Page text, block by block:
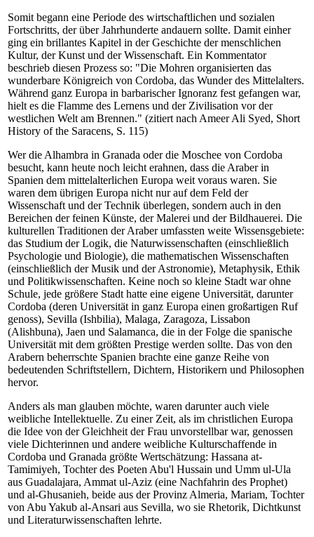
Somit begann eine Periode des wirtschaftlichen und sozialen
Fortschritts, der über Jahrhunderte andauern sollte. Damit einher
ging ein brillantes Kapitel in der Geschichte der menschlichen
Kultur, der Kunst und der Wissenschaft. Ein Kommentator
beschrieb diesen Prozess so: "Die Mohren organisierten das
wunderbare Königreich von Cordoba, das Wunder des Mittelalters.
Während ganz Europa in barbarischer Ignoranz fest gefangen war,
hielt es die Flamme des Lernens und der Zivilisation vor der
westlichen Welt am Brennen." (zitiert nach Ameer Ali Syed, Short
History of the Saracens, S. 115)
Wer die Alhambra in Granada oder die Moschee von Cordoba
besucht, kann heute noch leicht erahnen, dass die Araber in
Spanien dem mittelalterlichen Europa weit voraus waren. Sie
waren dem übrigen Europa nicht nur auf dem Feld der
Wissenschaft und der Technik überlegen, sondern auch in den
Bereichen der feinen Künste, der Malerei und der Bildhauerei. Die
kulturellen Traditionen der Araber umfassten weite Wissensgebiete:
das Studium der Logik, die Naturwissenschaften (einschließlich
Psychologie und Biologie), die mathematischen Wissenschaften
(einschließlich der Musik und der Astronomie), Metaphysik, Ethik
und Politikwissenschaften. Keine noch so kleine Stadt war ohne
Schule, jede größere Stadt hatte eine eigene Universität, darunter
Cordoba (deren Universität in ganz Europa einen großartigen Ruf
genoss), Sevilla (Ishbilia), Malaga, Zaragoza, Lissabon
(Alishbuna), Jaen und Salamanca, die in der Folge die spanische
Universität mit dem größten Prestige werden sollte. Das von den
Arabern beherrschte Spanien brachte eine ganze Reihe von
bedeutenden Schriftstellern, Dichtern, Historikern und Philosophen
hervor.
Anders als man glauben möchte, waren darunter auch viele
weibliche Intellektuelle. Zu einer Zeit, als im christlichen Europa
die Idee von der Gleichheit der Frau unvorstellbar war, genossen
viele Dichterinnen und andere weibliche Kulturschaffende in
Cordoba und Granada größte Wertschätzung: Hassana at-
Tamimiyeh, Tochter des Poeten Abu'l Hussain und Umm ul-Ula
aus Guadalajara, Ammat ul-Aziz (eine Nachfahrin des Prophet)
und al-Ghusanieh, beide aus der Provinz Almeria, Mariam, Tochter
von Abu Yakub al-Ansari aus Sevilla, wo sie Rhetorik, Dichtkunst
und Literaturwissenschaften lehrte.